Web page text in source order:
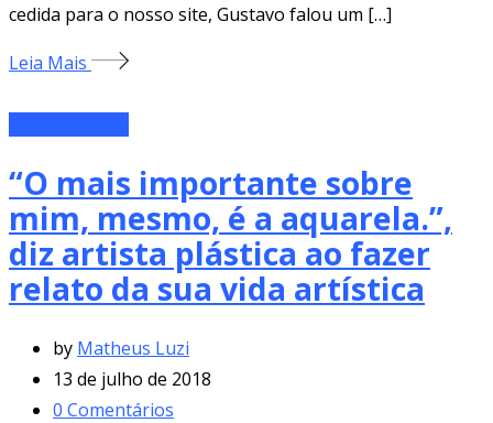
cedida para o nosso site, Gustavo falou um […]
Leia Mais
“O mais importante sobre
mim, mesmo, é a aquarela.”,
diz artista plástica ao fazer
relato da sua vida artística
by Matheus Luzi
13 de julho de 2018
0 Comentários